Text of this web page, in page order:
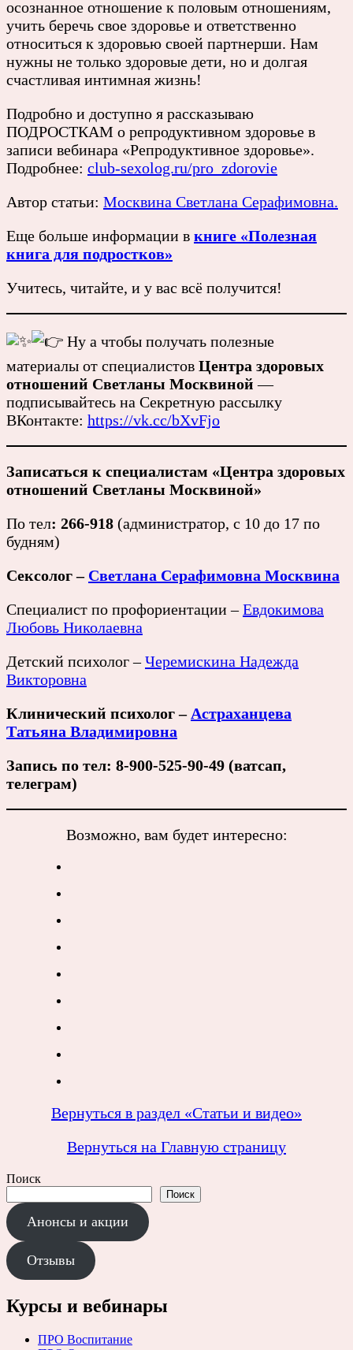
осознанное отношение к половым отношениям,
учить беречь свое здоровье и ответственно
относиться к здоровью своей партнерши. Нам
нужны не только здоровые дети, но и долгая
счастливая интимная жизнь!
Подробно и доступно я рассказываю
ПОДРОСТКАМ о репродуктивном здоровье в
записи вебинара «Репродуктивное здоровье».
Подробнее: club-sexolog.ru/pro_zdorovie
Автор статьи: Москвина Светлана Серафимовна.
Еще больше информации в книге «Полезная
книга для подростков»
Учитесь, читайте, и у вас всё получится!
Ну а чтобы получать полезные
материалы от специалистов Центра здоровых
отношений Светланы Москвиной —
подписывайтесь на Секретную рассылку
ВКонтакте: https://vk.cc/bXvFjo
Записаться к специалистам «Центра здоровых
отношений Светланы Москвиной»
По тел: 266-918 (администратор, с 10 до 17 по
будням)
Сексолог – Светлана Серафимовна Москвина
Специалист по профориентации –Евдокимова
Любовь Николаевна
Детский психолог –Черемискина Надежда
Викторовна
Клинический психолог – Астраханцева
Татьяна Владимировна
Запись по тел: 8-900-525-90-49 (ватсап,
телеграм)
Возможно, вам будет интересно:
Вернуться в раздел «Статьи и видео»
Вернуться на Главную страницу
Поиск
Поиск
Анонсы и акции
Отзывы
Курсы и вебинары
ПРО Воспитание